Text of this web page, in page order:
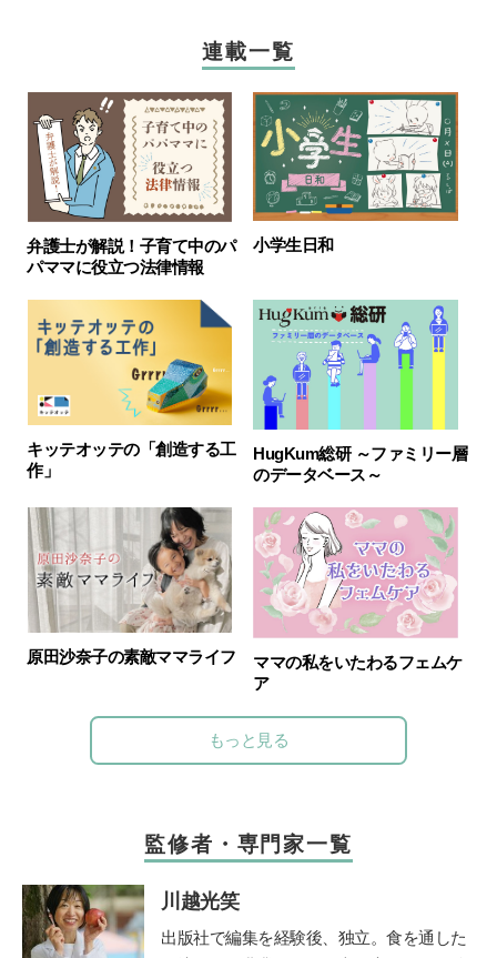
連載一覧
弁護士が解説！子育て中のパ
パママに役立つ法律情報
小学生日和
キッテオッテの「創造する工
作」
HugKum総研 ～ファミリー層
のデータベース～
原田沙奈子の素敵ママライフ
ママの私をいたわるフェムケ
ア
もっと見る
監修者・専門家一覧
川越光笑
出版社で編集を経験後、独立。食を通した